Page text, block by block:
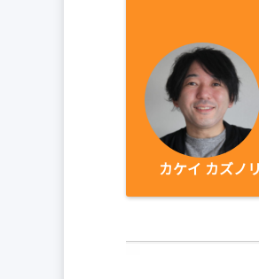
カケイ カズノリ